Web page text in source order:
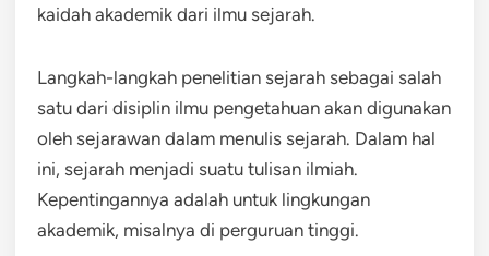
kaidah akademik dari ilmu sejarah.
Langkah-langkah penelitian sejarah sebagai salah
satu dari disiplin ilmu pengetahuan akan digunakan
oleh sejarawan dalam menulis sejarah. Dalam hal
ini, sejarah menjadi suatu tulisan ilmiah.
Kepentingannya adalah untuk lingkungan
akademik, misalnya di perguruan tinggi.